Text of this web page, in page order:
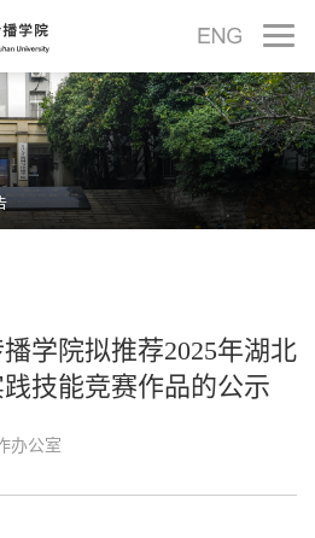
学院拟推荐2025年湖北
技能竞赛作品的公示
办公室